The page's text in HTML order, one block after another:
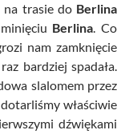
na trasie do Berlina
Berlina. Co
nam zamknięcie
bardziej spadała.
slalomem przez
właściwie
dźwiękami